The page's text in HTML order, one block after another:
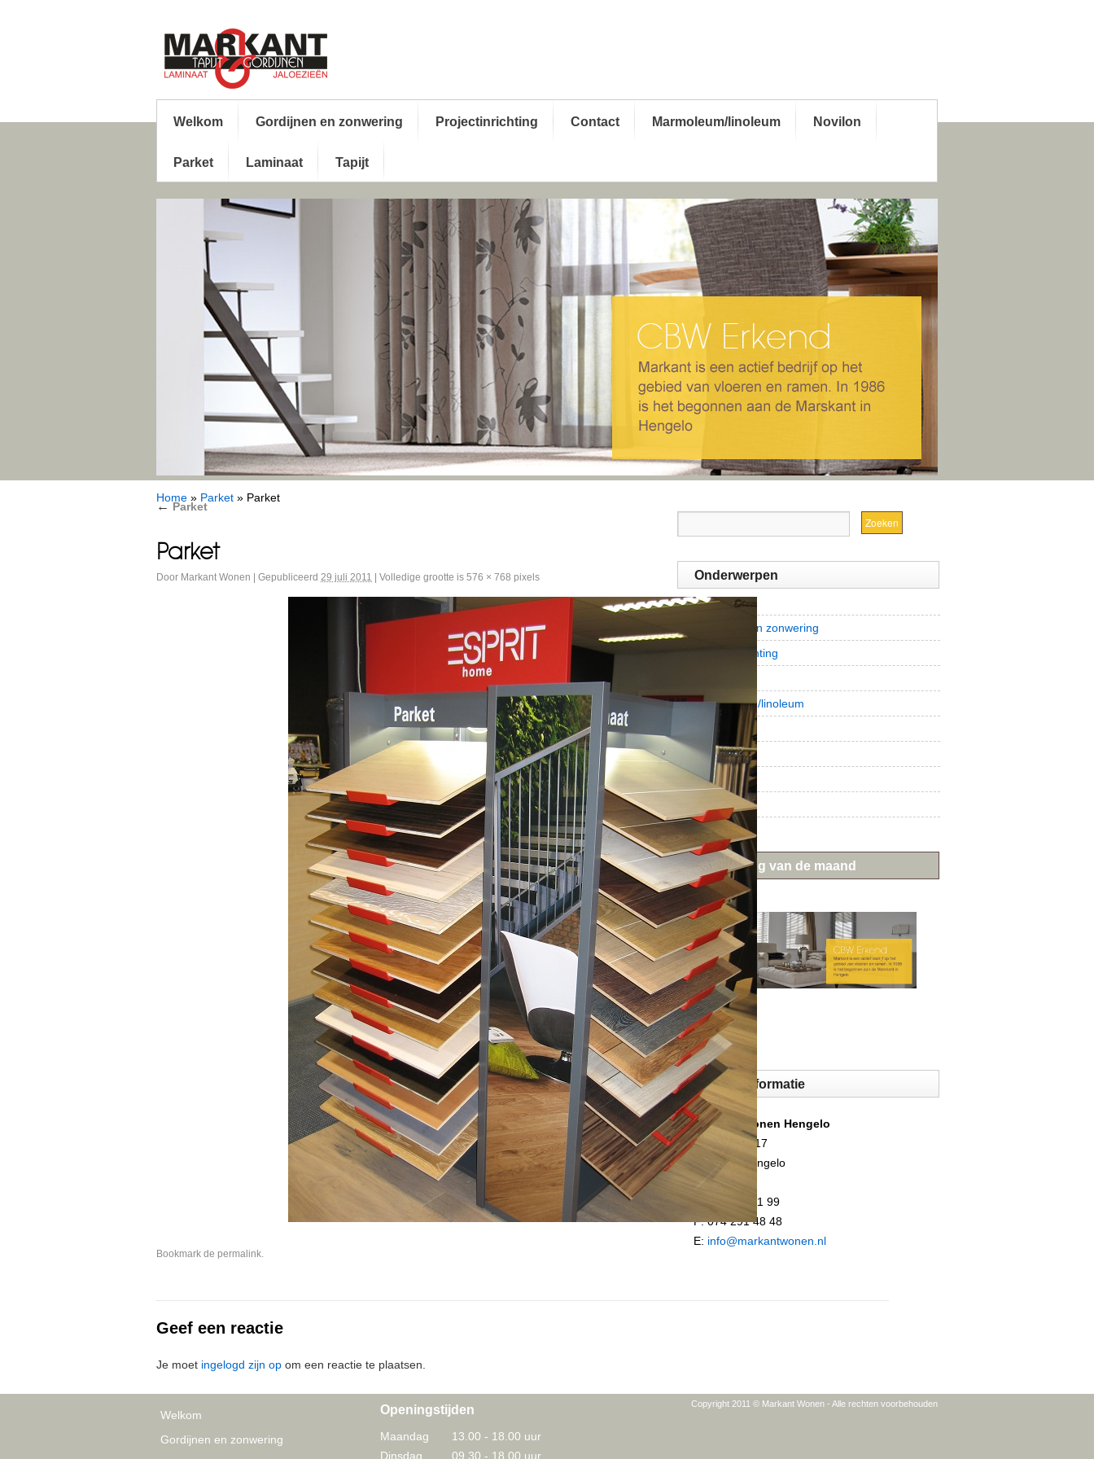
Welkom Gordijnen en zonwering Projectinrichting Contact Marmoleum/linoleum Novilon
Parket Laminaat Tapijt
Home » Parket » Parket
← Parket
Parket
Door Markant Wonen Gepubliceerd 29 juli 2011 Volledige grootte is 576 × 768 pixels
Bookmark de permalink.
Geef een reactie
Je moet ingelogd zijn op om een reactie te plaatsen.
Onderwerpen
Welkom
Gordijnen en zonwering
Projectinrichting
Marmoleum/linoleum
Novilon
Parket
Laminaat
Aanbieding van de maand
Contactinformatie
Markant Wonen Hengelo
Beitelstraat 17
7556 ND Hengelo
T: 074 291 11 99
F: 074 291 48 48
E: info@markantwonen.nl
Welkom
Gordijnen en zonwering
Openingstijden
Maandag
Dinsdag
13.00 - 18.00 uur
09.30 - 18.00 uur
Copyright 2011 © Markant Wonen - Alle rechten voorbehouden